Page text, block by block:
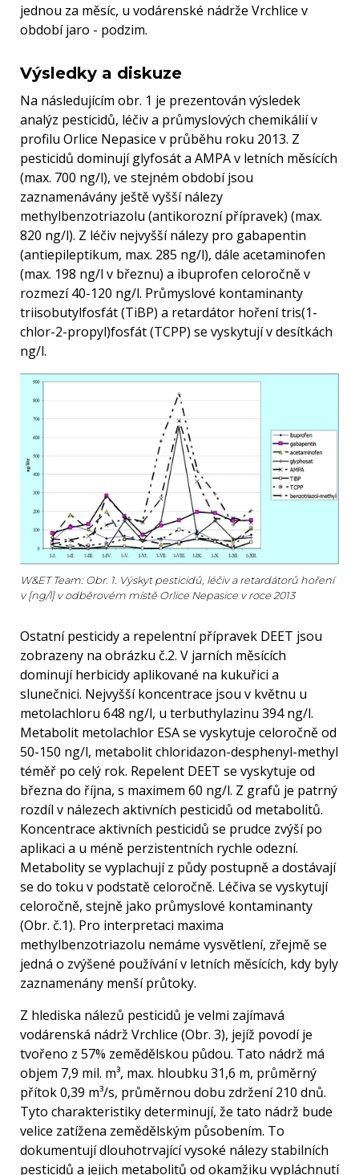
jednou za měsíc, u vodárenské nádrže Vrchlice v
období jaro - podzim.
Výsledky a diskuze
Na následujícím obr. 1 je prezentován výsledek
analýz pesticidů, léčiv a průmyslových chemikálií v
profilu Orlice Nepasice v průběhu roku 2013. Z
pesticidů dominují glyfosát a AMPA v letních měsících
(max. 700 ng/l), ve stejném období jsou
zaznamenávány ještě vyšší nálezy
methylbenzotriazolu (antikorozní přípravek) (max.
820 ng/l). Z léčiv nejvyšší nálezy pro gabapentin
(antiepileptikum, max. 285 ng/l), dále acetaminofen
(max. 198 ng/l v březnu) a ibuprofen celoročně v
rozmezí 40-120 ng/l. Průmyslové kontaminanty
triisobutylfosfát (TiBP) a retardátor hoření tris(1-
chlor-2-propyl)fosfát (TCPP) se vyskytují v desítkách
ng/l.
W&ET Team: Obr. 1. Výskyt pesticidů, léčiv a retardátorů hoření
v [ng/l] v odběrovém místě Orlice Nepasice v roce 2013
Ostatní pesticidy a repelentní přípravek DEET jsou
zobrazeny na obrázku č.2. V jarních měsících
dominují herbicidy aplikované na kukuřici a
slunečnici. Nejvyšší koncentrace jsou v květnu u
metolachloru 648 ng/l, u terbuthylazinu 394 ng/l.
Metabolit metolachlor ESA se vyskytuje celoročně od
50-150 ng/l, metabolit chloridazon-desphenyl-methyl
téměř po celý rok. Repelent DEET se vyskytuje od
března do října, s maximem 60 ng/l. Z grafů je patrný
rozdíl v nálezech aktivních pesticidů od metabolitů.
Koncentrace aktivních pesticidů se prudce zvýší po
aplikaci a u méně perzistentních rychle odezní.
Metabolity se vyplachují z půdy postupně a dostávají
se do toku v podstatě celoročně. Léčiva se vyskytují
celoročně, stejně jako průmyslové kontaminanty
(Obr. č.1). Pro interpretaci maxima
methylbenzotriazolu nemáme vysvětlení, zřejmě se
jedná o zvýšené používání v letních měsících, kdy byly
zaznamenány menší průtoky.
Z hlediska nálezů pesticidů je velmi zajímavá
vodárenská nádrž Vrchlice (Obr. 3), jejíž povodí je
tvořeno z 57% zemědělskou půdou. Tato nádrž má
objem 7,9 mil. m³, max. hloubku 31,6 m, průměrný
přítok 0,39 m³/s, průměrnou dobu zdržení 210 dnů.
Tyto charakteristiky determinují, že tato nádrž bude
velice zatížena zemědělským působením. To
dokumentují dlouhotrvající vysoké nálezy stabilních
pesticidů a jejich metabolitů od okamžiku vypláchnutí